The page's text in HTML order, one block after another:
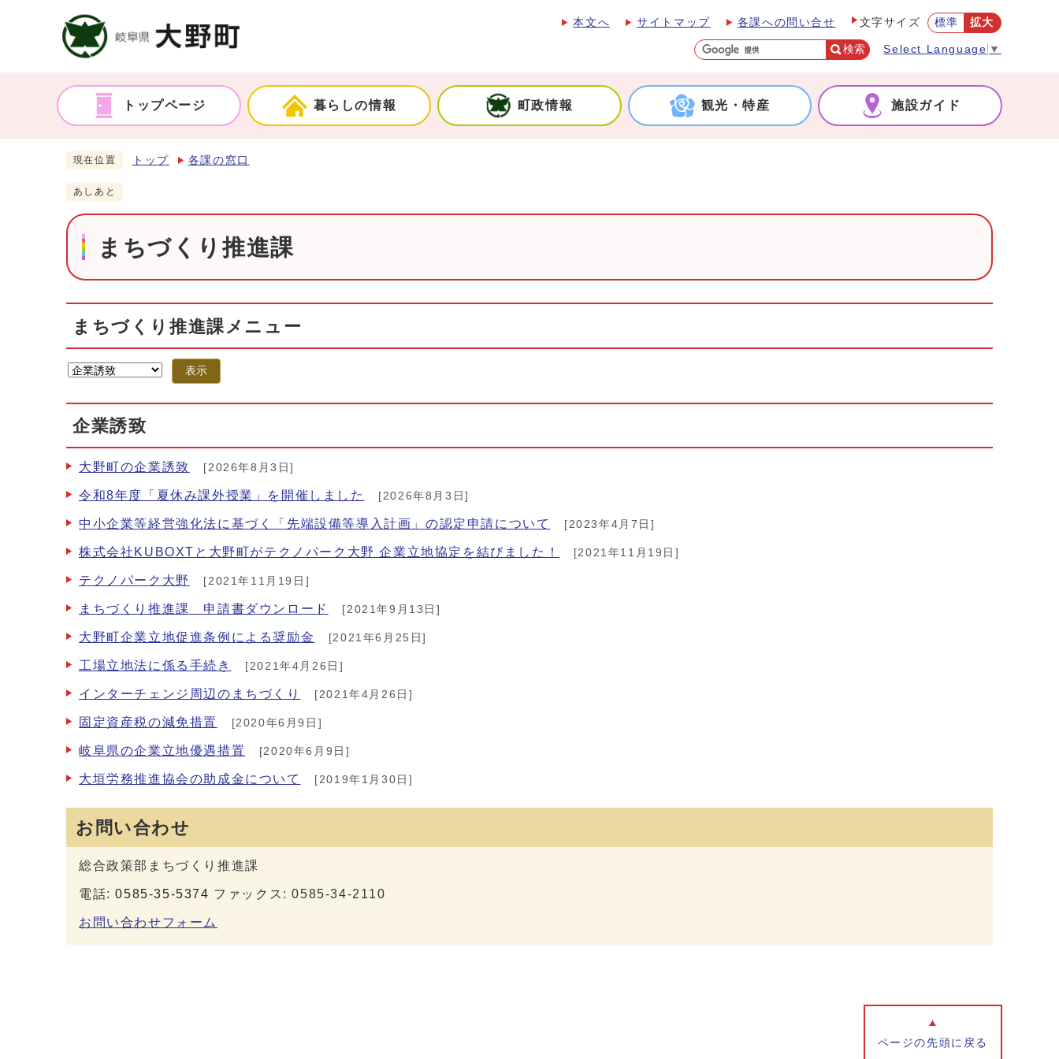
本文へ サイトマップ 各課への問い合せ 文字サイズ 標準 拡大
検索 Select Language ▼
トップページ 暮らしの情報 町政情報 観光・特産 施設ガイド
現在位置 トップ 各課の窓口
あしあと
まちづくり推進課
まちづくり推進課メニュー
表示
企業誘致
大野町の企業誘致 [2026年8月3日]
令和8年度「夏休み課外授業」を開催しました [2026年8月3日]
中小企業等経営強化法に基づく「先端設備等導入計画」の認定申請について [2023年4月7日]
株式会社KUBOXTと大野町がテクノパーク大野 企業立地協定を結びました！ [2021年11月19日]
テクノパーク大野 [2021年11月19日]
まちづくり推進課 申請書ダウンロード [2021年9月13日]
大野町企業立地促進条例による奨励金 [2021年6月25日]
工場立地法に係る手続き [2021年4月26日]
インターチェンジ周辺のまちづくり [2021年4月26日]
固定資産税の減免措置 [2020年6月9日]
岐阜県の企業立地優遇措置 [2020年6月9日]
大垣労務推進協会の助成金について [2019年1月30日]
お問い合わせ
総合政策部まちづくり推進課
電話:0585-35-5374 ファックス: 0585-34-2110
お問い合わせフォーム
ページの先頭に戻る